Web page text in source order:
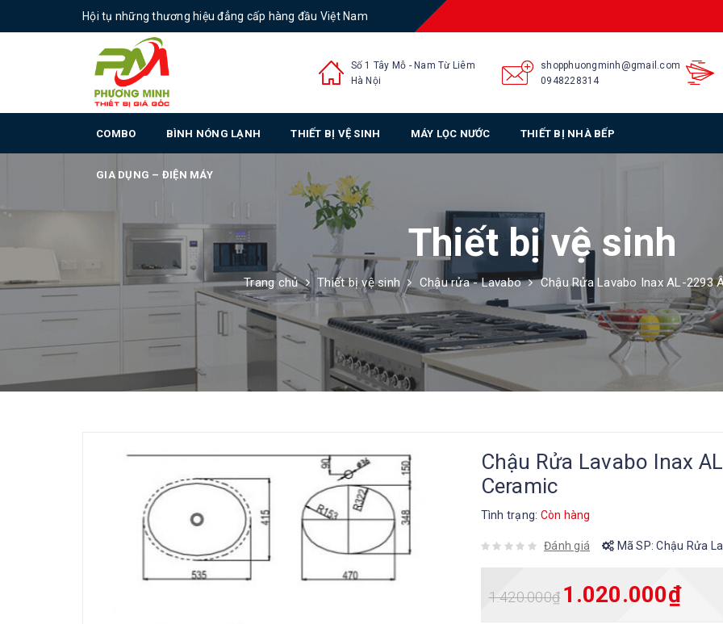
Hội tụ những thương hiệu đẳng cấp hàng đầu Việt Nam
Số 1 Tây Mỗ - Nam Từ Liêm
Hà Nội
shopphuongminh@gmail.com
0948228314
COMBO BÌNH NÓNG LẠNH THIẾT BỊ VỆ SINH MÁY LỌC NƯỚC THIẾT BỊ NHÀ BẾP
GIA DỤNG – ĐIỆN MÁY
Thiết bị vệ sinh
Trang chủ Thiết bị vệ sinh Chậu rửa - Lavabo Chậu Rửa Lavabo Inax AL-2293
Chậu Rửa Lavabo Inax
Ceramic
Tình trạng: Còn hàng
Đánh giá Mã SP:Chậu Rửa
1.420.000₫ 1.020.000₫